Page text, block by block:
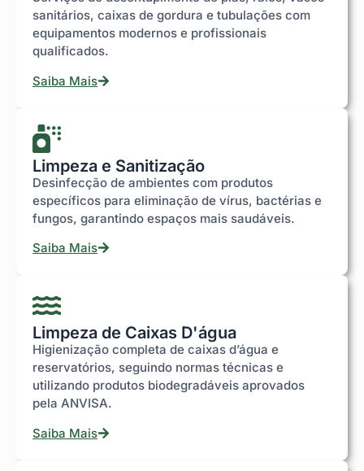
sanitários, caixas de gordura e tubulações com
equipamentos modernos e profissionais
qualificados.
Saiba Mais
Limpeza e Sanitização
Desinfecção de ambientes com produtos
específicos para eliminação de vírus, bactérias e
fungos, garantindo espaços mais saudáveis.
Saiba Mais
Limpeza de Caixas D'água
Higienização completa de caixas d’água e
reservatórios, seguindo normas técnicas e
utilizando produtos biodegradáveis aprovados
pela ANVISA.
Saiba Mais